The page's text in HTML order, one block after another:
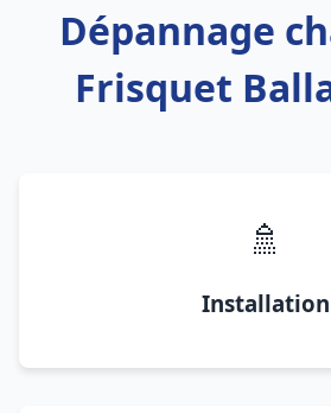
Dépannage
Frisquet
🚿
Installation